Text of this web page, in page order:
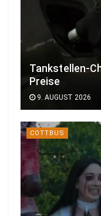
Tankstellen-
Preise
9. AUGUST 2026
COTTBUS